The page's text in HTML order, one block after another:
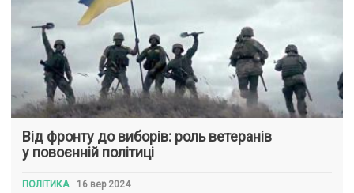
Від фронту до виборів: роль ветеранів
у повоєнній політиці
ПОЛІТИКА 16 вер 2024